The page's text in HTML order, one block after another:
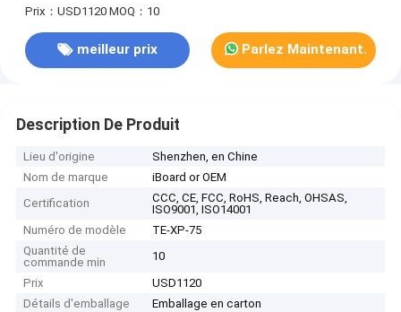
Prix：USD1120 MOQ：10
meilleur prix Parlez Maintenant.
Description De Produit
Lieu d'origine
Shenzhen, en Chine
Nom de marque
iBoard or OEM
Certification
CCC, CE, FCC, RoHS, Reach, OHSAS,
ISO9001, ISO14001
Numéro de modèle
TE-XP-75
Quantité de
commande min
10
Prix
USD1120
Détails d'emballage
Emballage en carton